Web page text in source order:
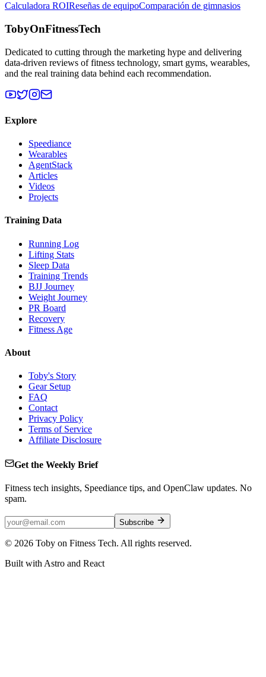
Calculadora ROIReseñas de equipoComparación de gimnasios
TobyOnFitnessTech
Dedicated to cutting through the marketing hype and delivering
data-driven reviews of fitness technology, smart gyms, wearables,
and the real training data behind each recommendation.
Explore
Speediance
Wearables
AgentStack
Articles
Videos
Projects
Training Data
Running Log
Lifting Stats
Sleep Data
Training Trends
BJJ Journey
Weight Journey
PR Board
Recovery
Fitness Age
About
Toby's Story
Gear Setup
FAQ
Contact
Privacy Policy
Terms of Service
Affiliate Disclosure
Get the Weekly Brief
Fitness tech insights, Speediance tips, and OpenClaw updates. No
spam.
Subscribe
© 2026 Toby on Fitness Tech. All rights reserved.
Built with Astro and React